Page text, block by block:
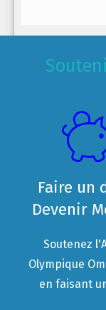
Faire un
Devenir
Soutenez
Olympique
en faisant